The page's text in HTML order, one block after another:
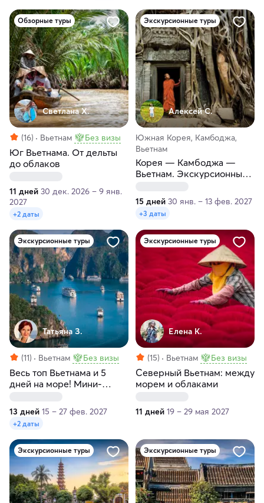
Обзорные туры
Светлана Х.
(16) Вьетнам Без визы
Юг Вьетнама. От дельты
до облаков
11 дней 30 дек. 2026 – 9 янв.
2027
+2 даты
Экскурсионные туры
Алексей С.
Южная Корея, Камбоджа,
Вьетнам
Корея — Камбоджа —
Вьетнам. Экскурсионный
15 дней 30 янв. – 13 фев. 2027
+3 даты
Экскурсионные туры
Татьяна З.
(11) Вьетнам Без визы
Весь топ Вьетнама и 5
дней на море! Мини-
13 дней 15 – 27 фев. 2027
+2 даты
Экскурсионные туры
Елена К.
(15) Вьетнам Без визы
Северный Вьетнам: между
морем и облаками
11 дней 19 – 29 мая 2027
Экскурсионные туры Экскурсионные туры